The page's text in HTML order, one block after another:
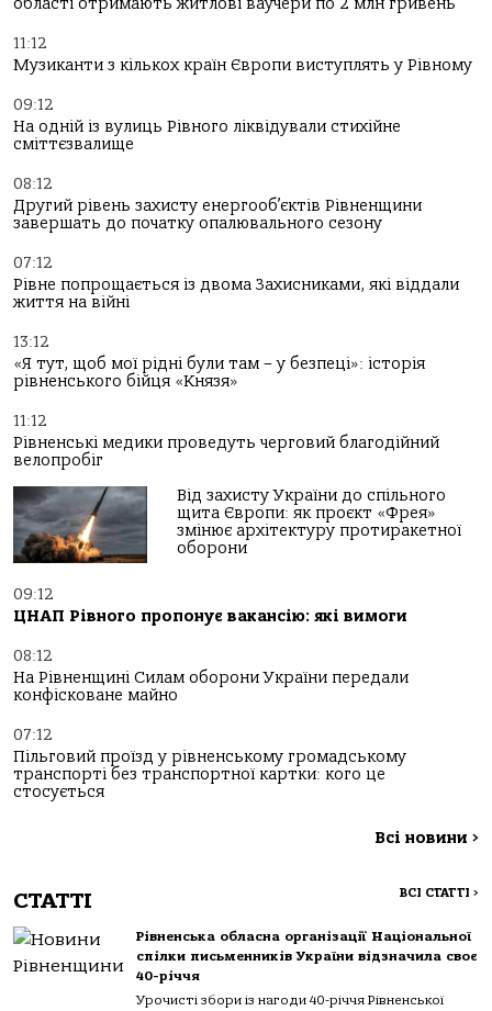
області отримають житлові ваучери по 2 млн гривень
11:12
Музиканти з кількох країн Європи виступлять у Рівному
09:12
На одній із вулиць Рівного ліквідували стихійне
сміттєзвалище
08:12
Другий рівень захисту енергооб’єктів Рівненщини
завершать до початку опалювального сезону
07:12
Рівне попрощається із двома Захисниками, які віддали
життя на війні
13:12
«Я тут, щоб мої рідні були там – у безпеці»: історія
рівненського бійця «Князя»
11:12
Рівненські медики проведуть черговий благодійний
велопробіг
Від захисту України до спільного
щита Європи: як проєкт «Фрея»
змінює архітектуру протиракетної
оборони
09:12
ЦНАП Рівного пропонує вакансію: які вимоги
08:12
На Рівненщині Силам оборони України передали
конфісковане майно
07:12
Пільговий проїзд у рівненському громадському
транспорті без транспортної картки: кого це
стосується
Всі новини >
СТАТТІ ВСІ СТАТТІ >
Рівненська обласна організації Національної
спілки письменників України відзначила своє
40-річчя
Урочисті збори із нагоди 40-річчя Рівненської